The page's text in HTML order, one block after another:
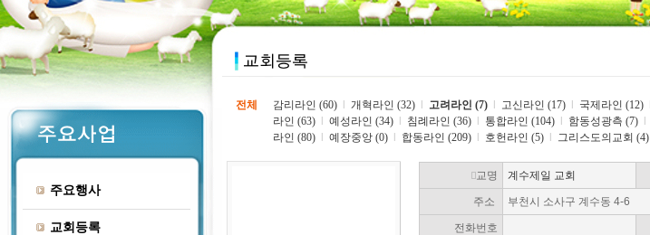
주요행사
교회등록
전체 감리라인 (60) 개혁라인 (32) 고려라인 (7) 고신라인 (17) 국제라인 (12)
라인 (63)
예성라인 (34) 침례라인 (36) 통합라인 (104) 함동성광측 (7)
라인 (80)
예장중앙 (0) 합동라인 (209) 호헌라인 (5) 그리스도의교회 (4)
교명 계수제일 교회
주소 부천시 소사구 계수동 4-6
전화번호